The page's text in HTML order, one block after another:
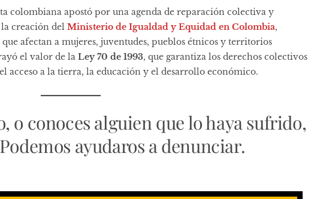
colombiana apostó por una agenda de reparación colectiva y
creación del Ministerio de Igualdad y Equidad en Colombia,
afectan a mujeres, juventudes, pueblos étnicos y territorios
el valor de la Ley 70 de 1993, que garantiza los derechos colectivos
acceso a la tierra, la educación y el desarrollo económico.
o conoces alguien que lo haya sufrido,
ayudaros a denunciar.